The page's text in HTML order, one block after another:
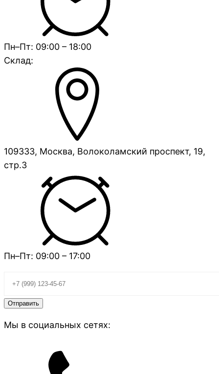
Пн–Пт: 09:00 – 18:00
Склад:
109333, Москва, Волоколамский проспект, 19,
стр.3
Пн–Пт: 09:00 – 17:00
Мы в социальных сетях: